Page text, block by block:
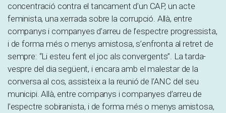
concentració contra el tancament d’un CAP, un acte
feminista, una xerrada sobre la corrupció. Allà, entre
companys i companyes d’arreu de l’espectre progressista,
i de forma més o menys amistosa, s’enfronta al retret de
sempre: “Li esteu fent el joc als convergents”. La tarda-
vespre del dia següent, i encara amb el malestar de la
conversa al cos, assisteix a la reunió de l’ANC del seu
municipi. Allà, entre companys i companyes d’arreu de
l’espectre sobiranista, i de forma més o menys amistosa,